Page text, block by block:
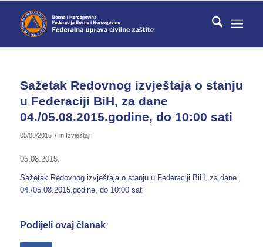
Sažetak Redovnog izvještaja o stanju
u Federaciji BiH, za dane
04./05.08.2015.godine, do 10:00 sati
05/08/2015 / in Izvještaji
05.08.2015.
Sažetak Redovnog izvještaja o stanju u Federaciji BiH, za dane
04./05.08.2015.godine, do 10:00 sati
Podijeli ovaj članak